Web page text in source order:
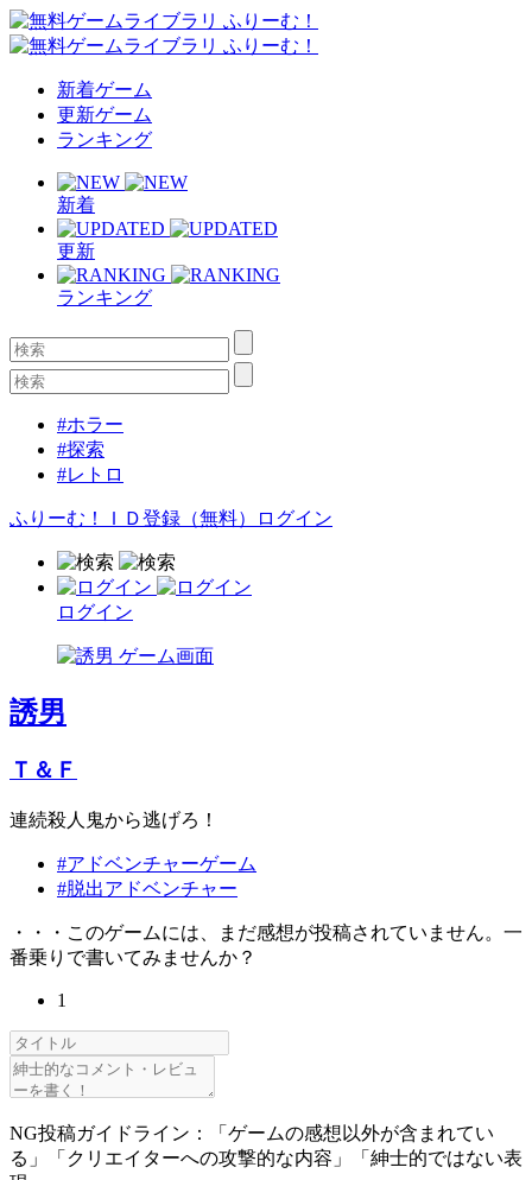
新着ゲーム
更新ゲーム
ランキング
新着
更新
ランキング
#ホラー
#探索
#レトロ
ふりーむ！ＩＤ登録（無料） ログイン
ログイン
誘男
Ｔ＆Ｆ
連続殺人鬼から逃げろ！
#アドベンチャーゲーム
#脱出アドベンチャー
・・・このゲームには、まだ感想が投稿されていません。一
番乗りで書いてみませんか？
1
NG投稿ガイドライン：「ゲームの感想以外が含まれてい
る」「クリエイターへの攻撃的な内容」「紳士的ではない表